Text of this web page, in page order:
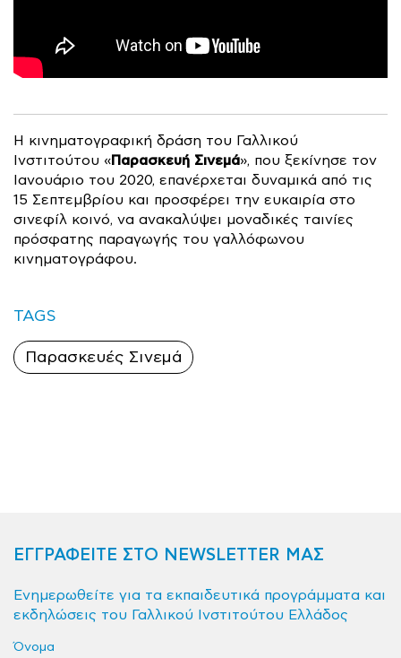
Η κινηματογραφική δράση του Γαλλικού
Ινστιτούτου «Παρασκευή Σινεμά», που ξεκίνησε τον
Ιανουάριο του 2020, επανέρχεται δυναμικά από τις
15 Σεπτεμβρίου και προσφέρει την ευκαιρία στο
σινεφίλ κοινό, να ανακαλύψει μοναδικές ταινίες
πρόσφατης παραγωγής του γαλλόφωνου
κινηματογράφου.
TAGS
Παρασκευές Σινεμά
ΕΓΓΡΑΦΕΙΤΕ ΣΤΟ NEWSLETTER ΜΑΣ
Ενημερωθείτε για τα εκπαιδευτικά προγράμματα και
εκδηλώσεις του Γαλλικού Ινστιτούτου Ελλάδος
Όνομα